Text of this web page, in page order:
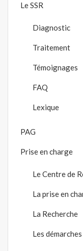
Le SSR
Diagnostic
Traitement
Témoignages
FAQ
Lexique
PAG
Prise en charge
Le Centre de
La prise en
La Recherche
Les démarches